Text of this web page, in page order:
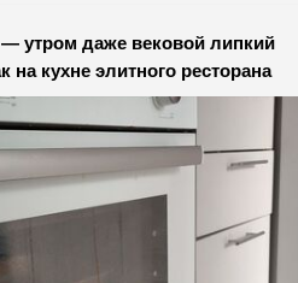
— утром даже вековой липкий
на кухне элитного ресторана